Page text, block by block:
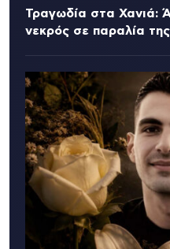
Τραγωδία στα Χανιά:
νεκρός σε παραλία